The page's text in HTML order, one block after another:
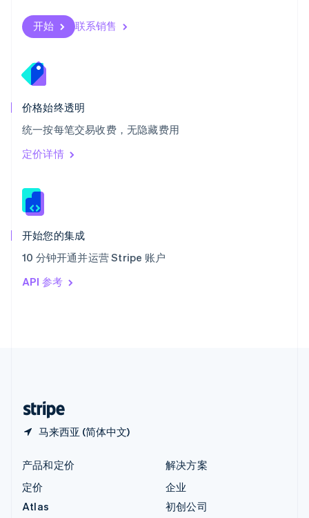
开始 联系销售
价格始终透明
统一按每笔交易收费，无隐藏费用
定价详情
开始您的集成
10 分钟开通并运营 Stripe 账户
API 参考
马来西亚 (简体中文)
斯洛伐克
English
English
泰国
ไทย
希腊
English
西班牙
Español
新加坡
新西兰
匈牙利
English
ItalianoEnglish
印度
English
产品和定价
定价
Atlas
解决方案
企业
初创公司